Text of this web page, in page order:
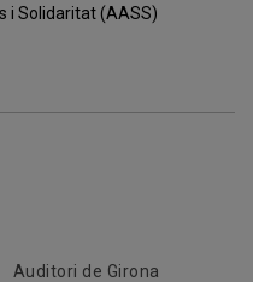
i Solidaritat (AASS)
Auditori de Girona